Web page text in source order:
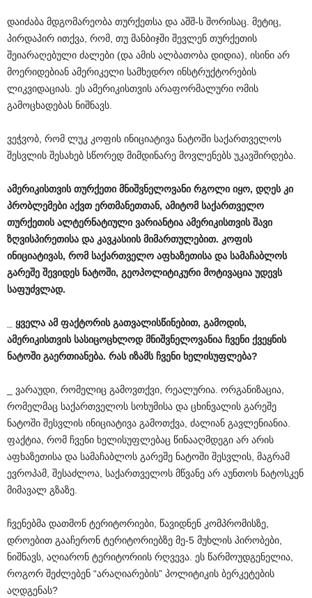
დაიძაბა მდგომარეობა თურქეთსა და აშშ-ს შორისაც. მეტიც,
პირდაპირ ითქვა, რომ, თუ მანბიჯში შევლენ თურქეთის
შეიარაღებული ძალები (და ამის ალბათობა დიდია), ისინი არ
მოერიდებიან ამერიკელი სამხედრო ინსტრუქტორების
ლიკვიდაციას. ეს ამერიკისთვის არაფორმალური ომის
გამოცხადებას ნიშნავს.
ვეჭვობ, რომ ლუკ კოფის ინიციატივა ნატოში საქართველოს
შესვლის შესახებ სწორედ მიმდინარე მოვლენებს უკავშირდება.
ამერიკისთვის თურქეთი მნიშვნელოვანი რგოლი იყო, დღეს კი
პრობლემები აქვთ ერთმანეთთან, ამიტომ საქართველო
თურქეთის ალტერნატიული ვარიანტია ამერიკისთვის შავი
ზღვისპირეთისა და კავკასიის მიმართულებით. კოფის
ინიციატივას, რომ საქართველო აფხაზეთისა და სამაჩაბლოს
გარეშე შევიდეს ნატოში, გეოპოლიტიკური მოტივაცია უდევს
საფუძვლად.
ყველა ამ ფაქტორის გათვალისწინებით, გამოდის,
ამერიკისთვის სასიცოცხლოდ მნიშვნელოვანია ჩვენი ქვეყნის
ნატოში გაერთიანება. რას იზამს ჩვენი ხელისუფლება?
_ ვარაუდი, რომელიც გამოვთქვი, რეალურია. ორგანიზაცია,
რომელმაც საქართველოს სოხუმისა და ცხინვალის გარეშე
ნატოში შესვლის ინიციატივა გამოთქვა, ძალიან გავლენიანია.
ფაქტია, რომ ჩვენი ხელისუფლებაც წინააღმდეგი არ არის
აფხაზეთისა და სამაჩაბლოს გარეშე ნატოში შესვლის, მაგრამ
ევროპამ, შესაძლოა, საქართველოს მწვანე არ აუნთოს ნატოსკენ
მიმავალ გზაზე.
ჩვენებმა დათმონ ტერიტორიები, წავიდნენ კომპრომისზე,
დროებით გააჩერონ ტერიტორიებზე მე-5 მუხლის პირობები,
ნიშნავს, აღიარონ ტერიტორიის რღვევა. ეს წარმოუდგენელია,
როგორ შეძლებენ “არაღიარების” პოლიტიკის ბერკეტების
აღდგენას?